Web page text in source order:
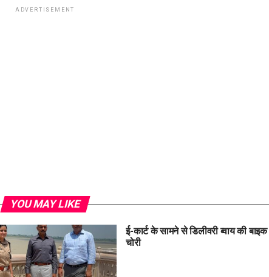
ADVERTISEMENT
YOU MAY LIKE
ई-कार्ट के सामने से डिलीवरी ब्वाय की बाइक
चोरी